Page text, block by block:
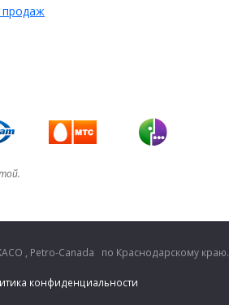
продаж
, Petro-Canada по Краснодарскому краю.
конфиденциальности